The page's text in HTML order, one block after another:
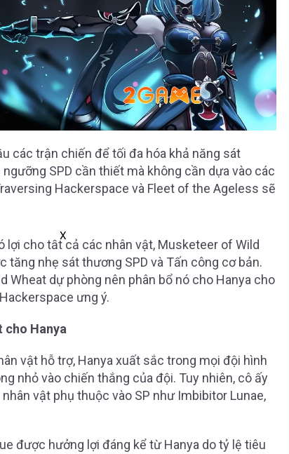
các trận chiến để tối đa hóa khả năng sát
SPD cần thiết mà không cần dựa vào các
Hackerspace và Fleet of the Ageless sẽ
X
cho tất cả các nhân vật, Musketeer of Wild
tăng nhẹ sát thương SPD và Tấn công cơ bản.
Wheat dự phòng nên phân bổ nó cho Hanya cho
ưng ý.
cho Hanya
vật hỗ trợ, Hanya xuất sắc trong mọi đội hình
nhỏ vào chiến thắng của đội. Tuy nhiên, cô ấy
vật phụ thuộc vào SP như Imbibitor Lunae,
được hưởng lợi đáng kể từ Hanya do tỷ lệ tiêu